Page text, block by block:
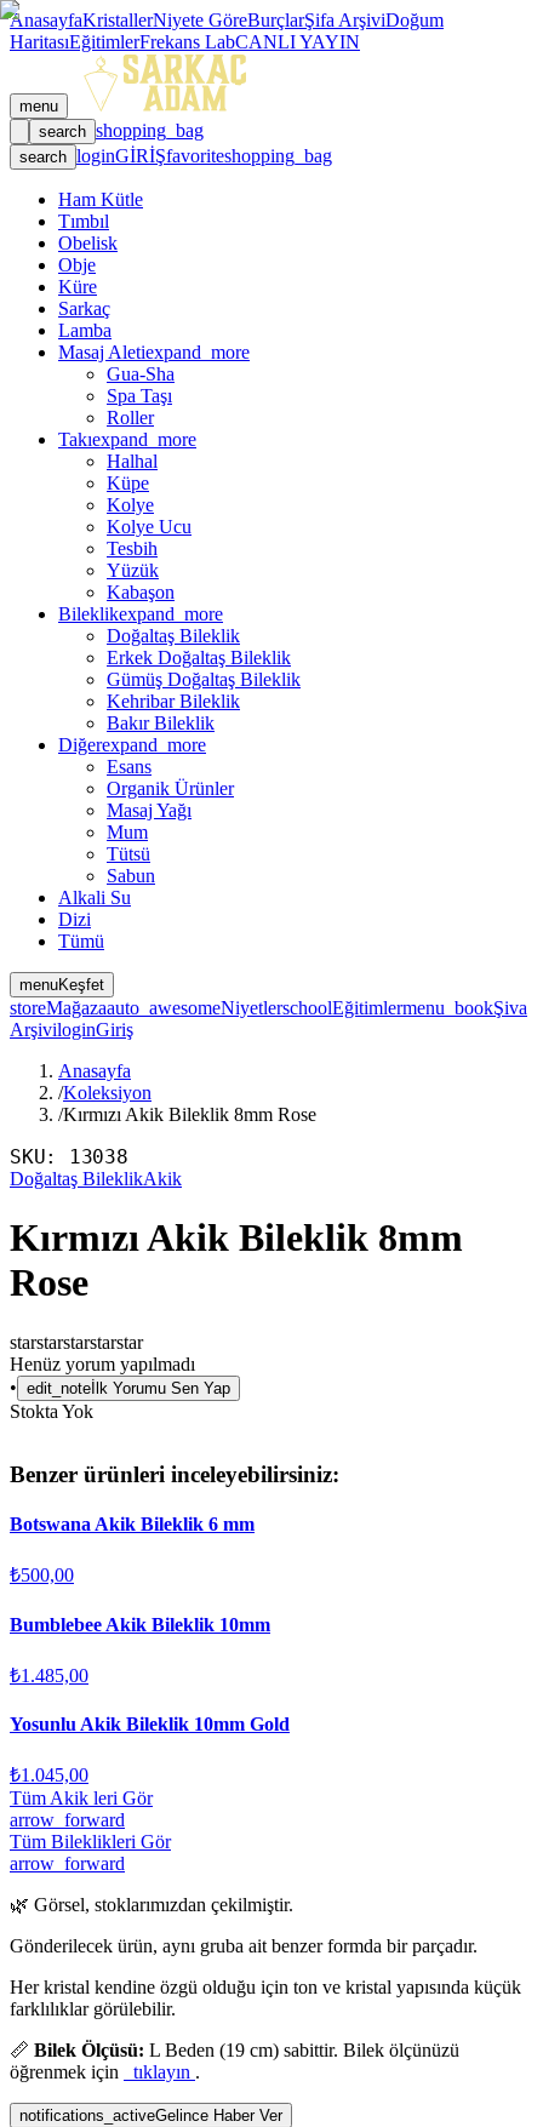
AnasayfaKristallerNiyete GöreBurçlarŞifa ArşiviDoğum
HaritasıEğitimlerFrekans LabCANLI YAYIN
menu
search shopping_bag
search loginGİRİŞfavoriteshopping_bag
Ham Kütle
Tımbıl
Obelisk
Obje
Küre
Sarkaç
Lamba
Masaj Aletiexpand_more
Gua-Sha
Spa Taşı
Roller
Takıexpand_more
Halhal
Küpe
Kolye
Kolye Ucu
Tesbih
Yüzük
Kabaşon
Bileklikexpand_more
Doğaltaş Bileklik
Erkek Doğaltaş Bileklik
Gümüş Doğaltaş Bileklik
Kehribar Bileklik
Bakır Bileklik
Diğerexpand_more
Esans
Organik Ürünler
Masaj Yağı
Mum
Tütsü
Sabun
Alkali Su
Dizi
Tümü
menuKeşfet
storeMağazaauto_awesomeNiyetlerschoolEğitimlermenu_bookŞiva
ArşiviloginGiriş
Anasayfa
/Koleksiyon
/Kırmızı Akik Bileklik 8mm Rose
SKU: 13038
Doğaltaş BileklikAkik
Kırmızı Akik Bileklik 8mm
Rose
starstarstarstarstar
Henüz yorum yapılmadı
• edit_note İlk Yorumu Sen Yap
Stokta Yok
Benzer ürünleri inceleyebilirsiniz:
Botswana Akik Bileklik 6 mm
₺500,00
Bumblebee Akik Bileklik 10mm
₺1.485,00
Yosunlu Akik Bileklik 10mm Gold
₺1.045,00
Tüm Akik leri Gör
arrow_forward
Tüm Bileklikleri Gör
arrow_forward
🌿 Görsel, stoklarımızdan çekilmiştir.
Gönderilecek ürün, aynı gruba ait benzer formda bir parçadır.
Her kristal kendine özgü olduğu için ton ve kristal yapısında küçük
farklılıklar görülebilir.
📏 Bilek Ölçüsü: L Beden (19 cm) sabittir. Bilek ölçünüzü
öğrenmek için
tıklayın .
notifications_activeGelince Haber Ver